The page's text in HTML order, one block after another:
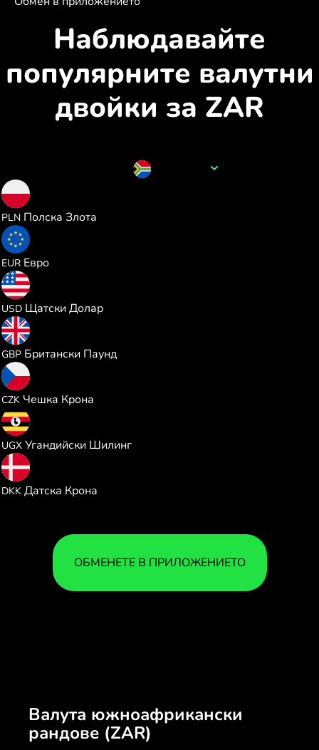
Наблюдавайте
популярните валутни
двойки за ZAR
PLN Полска Злота
EUR Евро
USD Щатски Долар
GBP Британски Паунд
CZK Чешка Крона
UGX Угандийски Шилинг
DKK Датска Крона
ОБМЕНЕТЕ В ПРИЛОЖЕНИЕТО
Валута южноафрикански
рандове (ZAR)